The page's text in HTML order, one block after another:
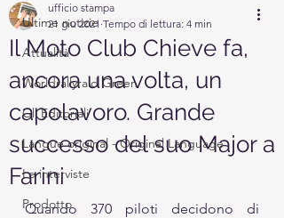
Ultime notizie
Attualità
Worldrallyraid Green
Gli Editoriali
Langue original - Original Language
Le interviste
Prodotto
Il Moto Club Chieve fa,
ancora una volta, un
capolavoro. Grande
successo del suo Major a
Farini
ufficio stampa
21 giu 2021 Tempo di lettura: 4 min
Quando 370 piloti decidono di